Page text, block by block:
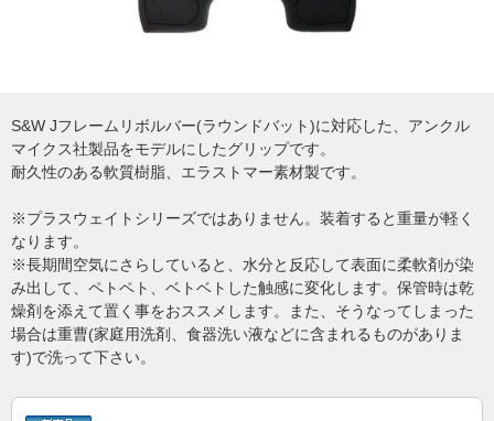
S&W Jフレームリボルバー(ラウンドバット)に対応した、アンクル
マイクス社製品をモデルにしたグリップです。
耐久性のある軟質樹脂、エラストマー素材製です。
※プラスウェイトシリーズではありません。装着すると重量が軽く
なります。
※長期間空気にさらしていると、水分と反応して表面に柔軟剤が染
み出して、ペトペト、ベトベトした触感に変化します。保管時は乾
燥剤を添えて置く事をおススメします。また、そうなってしまった
場合は重曹(家庭用洗剤、食器洗い液などに含まれるものがありま
す)で洗って下さい。